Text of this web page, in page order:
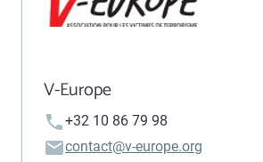
V-Europe
+32 10 86 79 98
contact@v-europe.org